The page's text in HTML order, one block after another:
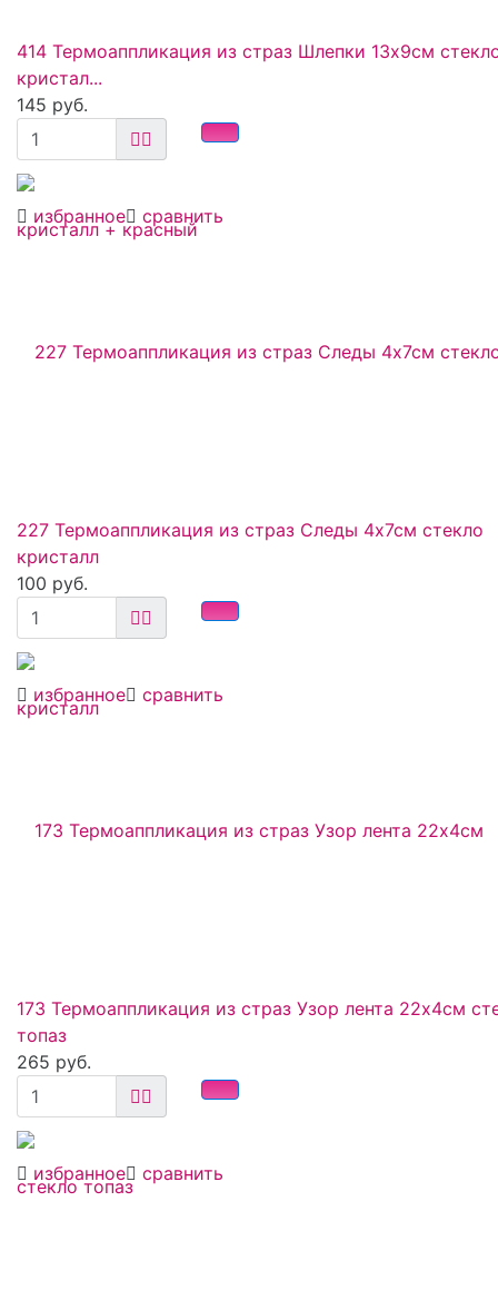
избранное сравнить
414 Термоаппликация из страз Шлепки 13х9см
кристал...
145 руб.
избранное сравнить
227 Термоаппликация из страз Следы 4х7см стекло
кристалл
100 руб.
избранное сравнить
173 Термоаппликация из страз Узор лента 22х4см
топаз
265 руб.